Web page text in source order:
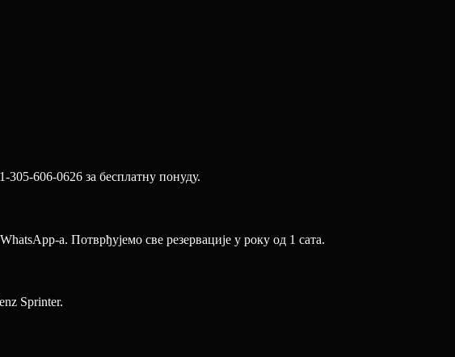
305-606-0626 за бесплатну понуду.
а. Потврђујемо све резервације у року од 1 сата.
Sprinter.